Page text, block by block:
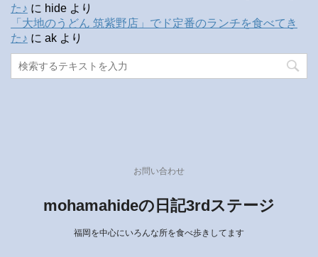
た♪ に hide より
「大地のうどん 筑紫野店」でド定番のランチを食べてき
た♪ に ak より
お問い合わせ
mohamahideの日記3rdステージ
福岡を中心にいろんな所を食べ歩きしてます